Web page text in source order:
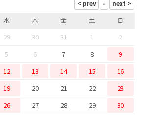
水 木 金 土
日
29 30 31 1
2
5 6 7 8
9
12 13 14 15
16
19 20 21 22
23
26 27 28 29
30